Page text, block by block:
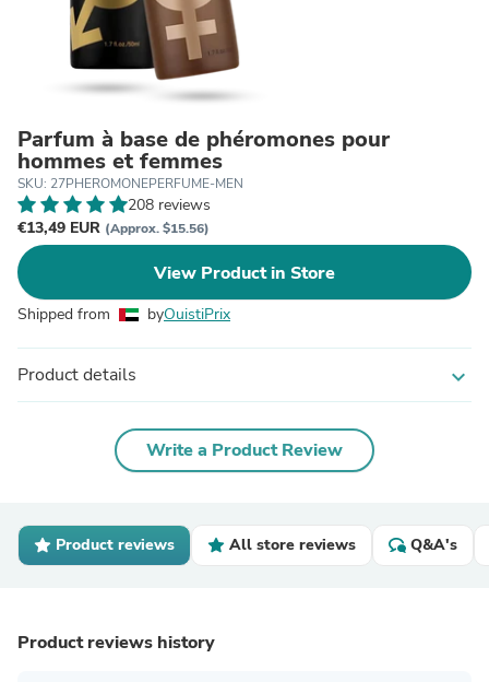
Parfum à base de phéromones pour
hommes et femmes
SKU: 27PHEROMONEPERFUME-MEN
208 reviews
€13,49 EUR (Approx. $15.56)
View Product in Store
Shipped from byOuistiPrix
Product details expand_more
Write a Product Review
Product reviews All store reviews Q&A's
Product reviews history